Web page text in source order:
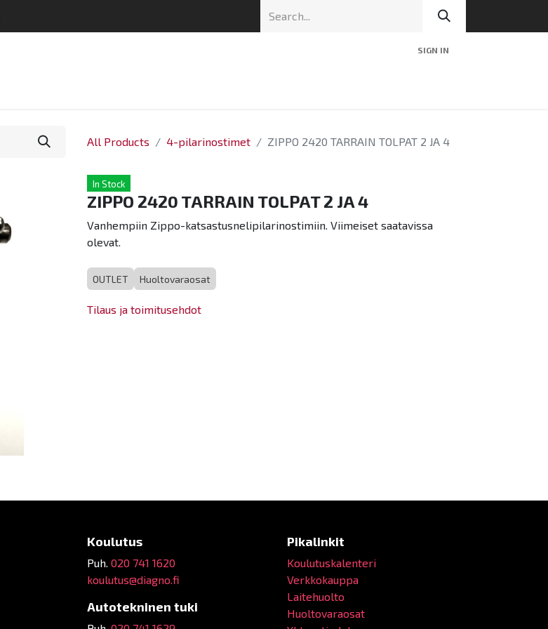
SIGN IN
All Products 4-pilarinostimet ZIPPO 2420 TARRAIN TOLPAT 2 JA 4
In Stock
ZIPPO 2420 TARRAIN TOLPAT 2 JA 4
Vanhempiin Zippo-katsastusnelipilarinostimiin. Viimeiset saatavissa
olevat.
OUTLET Huoltovaraosat
Tilaus ja toimitusehdot
Koulutus
Puh. 020 741 1620
koulutus@diagno.fi
Autotekninen tuki
Pikalinkit
Koulutuskalenteri
Verkkokauppa
Laitehuolto
Huoltovaraosat